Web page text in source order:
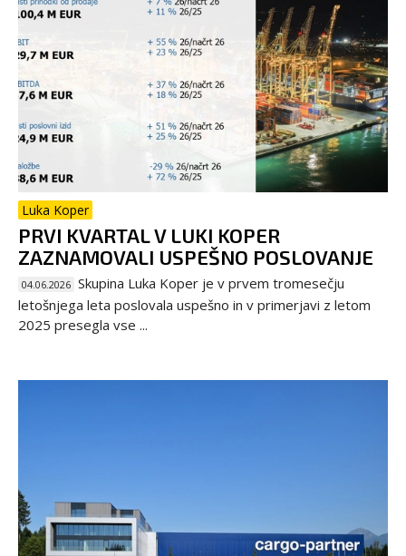
Luka Koper
PRVI KVARTAL V LUKI KOPER
ZAZNAMOVALI USPEŠNO POSLOVANJE
04.06.2026 Skupina Luka Koper je v prvem tromesečju
letošnjega leta poslovala uspešno in v primerjavi z letom
2025 presegla vse ...